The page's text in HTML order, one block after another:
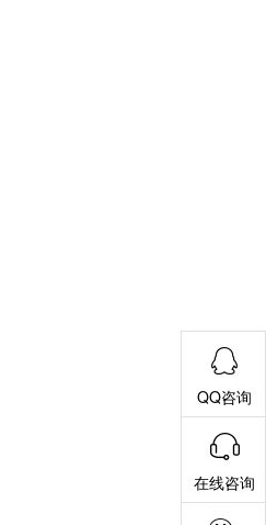
QQ咨询
在线咨询